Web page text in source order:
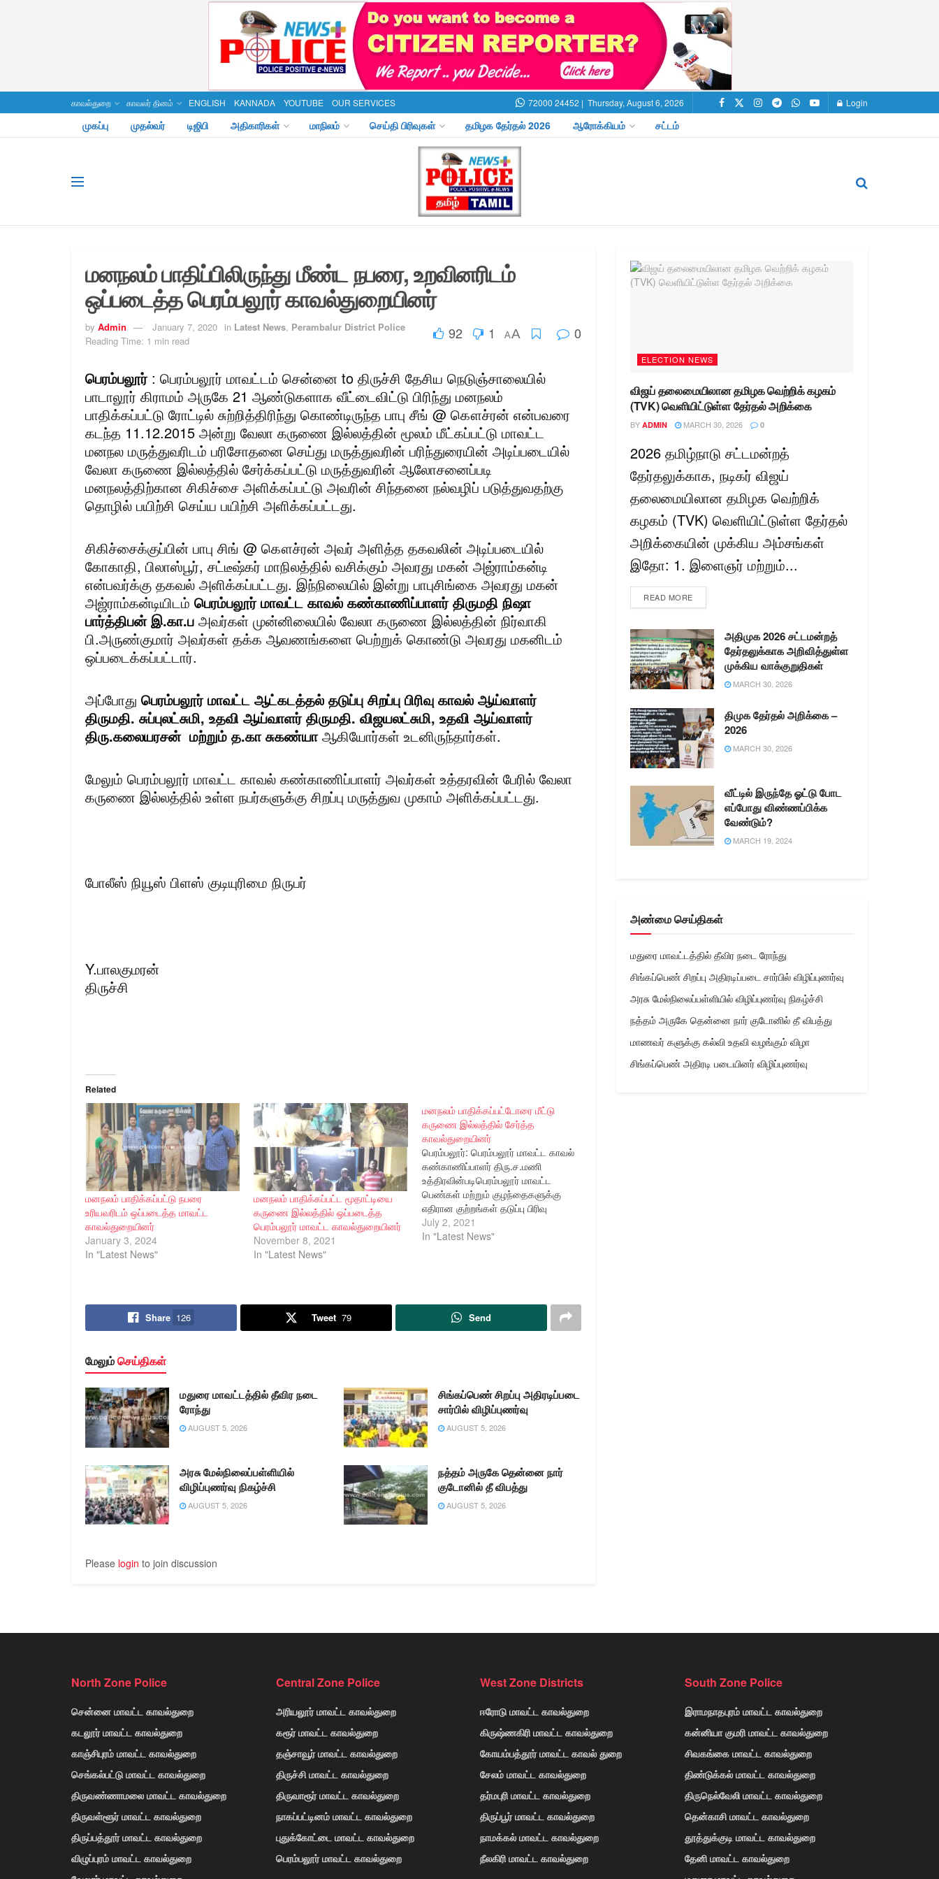
காவல்துறை காவலர் தினம் ENGLISH KANNADA YOUTUBE OUR SERVICES 72000 24452 | Thursday, August 6, 2026 Login
முகப்பு முதல்வர் டிஜிபி அதிகாரிகள் மாநிலம் செய்தி பிரிவுகள் தமிழக தேர்தல் 2026 ஆரோக்கியம் சட்டம்
மனநலம் பாதிப்பிலிருந்து மீண்ட நபரை, உறவினரிடம்
ஒப்படைத்த பெரம்பலூர் காவல்துறையினர்
by Admin January 7, 2020 in Latest News, Perambalur District Police
Reading Time: 1 min read
92 1 AA 0
பெரம்பலூர்: பெரம்பலூர் மாவட்டம் சென்னை to திருச்சி தேசிய நெடுஞ்சாலையில்
பாடாலூர் கிராமம் அருகே 21 ஆண்டுகளாக வீட்டைவிட்டு பிரிந்து மனநலம்
பாதிக்கப்பட்டு ரோட்டில் சுற்றித்திரிந்து கொண்டிருந்த பாபு சீங் @ கௌச்ரன் என்பவரை
கடந்த 11.12.2015 அன்று வேலா கருணை இல்லத்தின் மூலம் மீட்கப்பட்டு மாவட்ட
மனநல மருத்துவரிடம் பரிசோதனை செய்து மருத்துவரின் பரிந்துரையின் அடிப்படையில்
வேலா கருணை இல்லத்தில் சேர்க்கப்பட்டு மருத்துவரின் ஆலோசனைப்படி
மனநலத்திற்கான சிகிச்சை அளிக்கப்பட்டு அவரின் சிந்தனை நல்வழிப் படுத்துவதற்கு
தொழில் பயிற்சி செய்ய பயிற்சி அளிக்கப்பட்டது.
சிகிச்சைக்குப்பின் பாபு சிங் @ கௌச்ரன் அவர் அளித்த தகவலின் அடிப்படையில்
கோகாதி, பிலாஸ்பூர், சட்டீஷ்கர் மாநிலத்தில் வசிக்கும் அவரது மகன் அஜ்ராம்கன்டி
என்பவர்க்கு தகவல் அளிக்கப்பட்டது. இந்நிலையில் இன்று பாபுசிங்கை அவரது மகன்
அஜ்ராம்கன்டியிடம் பெரம்பலூர் மாவட்ட காவல் கண்காணிப்பாளர் திருமதி நிஷா
பார்த்திபன் இ.கா.ப அவர்கள் முன்னிலையில் வேலா கருணை இல்லத்தின் நிர்வாகி
பி.அருண்குமார் அவர்கள் தக்க ஆவணங்களை பெற்றுக் கொண்டு அவரது மகனிடம்
ஒப்படைக்கப்பட்டார்.
அப்போது பெரம்பலூர் மாவட்ட ஆட்கடத்தல் தடுப்பு சிறப்பு பிரிவு காவல் ஆய்வாளர்
திருமதி. சுப்புலட்சுமி, உதவி ஆய்வாளர் திருமதி. விஜயலட்சுமி, உதவி ஆய்வாளர்
திரு.கலையரசன் மற்றும் த.கா சுகண்யாஆகியோர்கள் உடனிருந்தார்கள்.
மேலும் பெரம்பலூர் மாவட்ட காவல் கண்காணிப்பாளர் அவர்கள் உத்தரவின் பேரில் வேலா
கருணை இல்லத்தில் உள்ள நபர்களுக்கு சிறப்பு மருத்துவ முகாம் அளிக்கப்பட்டது.
போலீஸ் நியூஸ் பிளஸ் குடியுரிமை நிருபர்
Y.பாலகுமரன்
திருச்சி
Related
மனநலம் பாதிக்கப்பட்டு நபரை
உரியவரிடம் ஒப்படைத்த மாவட்ட
காவல்துறையினர்
January 3, 2024
In "Latest News"
மனநலம் பாதிக்கப்பட்ட மூதாட்டியை
கருணை இல்லத்தில் ஒப்படைத்த
பெரம்பலூர் மாவட்ட காவல்துறையினர்
November 8, 2021
In "Latest News"
மனநலம் பாதிக்கப்பட்டோரை மீட்டு
கருணை இல்லத்தில் சேர்த்த
காவல்துறையினர்
பெரம்பலூர்: பெரம்பலூர் மாவட்ட காவல்
கண்காணிப்பாளர் திரு.ச.மணி
உத்திரவின்படிபெரம்பலூர் மாவட்ட
பெண்கள் மற்றும் குழந்தைகளுக்கு
எதிரான குற்றங்கள் தடுப்பு பிரிவு
கூடுதல் காவல் கண்காணிப்பாளர் திரு.
நீதிராஜ் தலைமையில் ஆட்கடத்தல்
சாலையோரத்தில் மன நலம்
பாதிக்கப்பட்டு ஆதரவின்றி சுற்றிக்
கொண்டிருக்கும் நபர்களை
July 2, 2021
In "Latest News"
Share 126 Tweet 79 Send
மேலும்செய்திகள்
மதுரை மாவட்டத்தில் தீவிர நடை
ரோந்து
AUGUST 5, 2026
சிங்கப்பெண் சிறப்பு அதிரடிப்படை
சார்பில் விழிப்புணர்வு
AUGUST 5, 2026
அரசு மேல்நிலைப்பள்ளியில்
விழிப்புணர்வு நிகழ்ச்சி
AUGUST 5, 2026
நத்தம் அருகே தென்னை நார்
குடோனில் தீ விபத்து
AUGUST 5, 2026
Please login to join discussion
ELECTION NEWS
விஜய் தலைமையிலான தமிழக வெற்றிக் கழகம்
(TVK) வெளியிட்டுள்ள தேர்தல் அறிக்கை
BY ADMIN MARCH 30, 2026 0
2026 தமிழ்நாடு சட்டமன்றத்
தேர்தலுக்காக, நடிகர் விஜய்
தலைமையிலான தமிழக வெற்றிக்
கழகம் (TVK) வெளியிட்டுள்ள தேர்தல்
அறிக்கையின் முக்கிய அம்சங்கள்
இதோ: 1. இளைஞர் மற்றும்...
READ MORE
அதிமுக 2026 சட்டமன்றத்
தேர்தலுக்காக அறிவித்துள்ள
முக்கிய வாக்குறுதிகள்
MARCH 30, 2026
திமுக தேர்தல் அறிக்கை –
2026
MARCH 30, 2026
வீட்டில் இருந்தே ஓட்டு போட
எப்போது விண்ணப்பிக்க
வேண்டும்?
MARCH 19, 2024
அண்மை செய்திகள்
மதுரை மாவட்டத்தில் தீவிர நடை ரோந்து
சிங்கப்பெண் சிறப்பு அதிரடிப்படை சார்பில் விழிப்புணர்வு
அரசு மேல்நிலைப்பள்ளியில் விழிப்புணர்வு நிகழ்ச்சி
நத்தம் அருகே தென்னை நார் குடோனில் தீ விபத்து
மாணவர் களுக்கு கல்வி உதவி வழங்கும் விழா
சிங்கப்பெண் அதிரடி படையினர் விழிப்புணர்வு
North Zone Police
சென்னை மாவட்ட காவல்துறை
கடலூர் மாவட்ட காவல்துறை
காஞ்சிபுரம் மாவட்ட காவல்துறை
செங்கல்பட்டு மாவட்ட காவல்துறை
திருவண்ணாமலை மாவட்ட காவல்துறை
திருவள்ளூர் மாவட்ட காவல்துறை
திருப்பத்தூர் மாவட்ட காவல்துறை
விழுப்புரம் மாவட்ட காவல்துறை
Central Zone Police
அரியலூர் மாவட்ட காவல்துறை
கரூர் மாவட்ட காவல்துறை
தஞ்சாவூர் மாவட்ட காவல்துறை
திருச்சி மாவட்ட காவல்துறை
திருவாரூர் மாவட்ட காவல்துறை
நாகப்பட்டினம் மாவட்ட காவல்துறை
புதுக்கோட்டை மாவட்ட காவல்துறை
பெரம்பலூர் மாவட்ட காவல்துறை
West Zone Districts
ஈரோடு மாவட்ட காவல்துறை
கிருஷ்ணகிரி மாவட்ட காவல்துறை
கோயம்பத்தூர் மாவட்ட காவல் துறை
சேலம் மாவட்ட காவல்துறை
தர்மபுரி மாவட்ட காவல்துறை
திருப்பூர் மாவட்ட காவல்துறை
நாமக்கல் மாவட்ட காவல்துறை
நீலகிரி மாவட்ட காவல்துறை
South Zone Police
இராமநாதபுரம் மாவட்ட காவல்துறை
கன்னியா குமரி மாவட்ட காவல்துறை
சிவகங்கை மாவட்ட காவல்துறை
திண்டுக்கல் மாவட்ட காவல்துறை
திருநெல்வேலி மாவட்ட காவல்துறை
தென்காசி மாவட்ட காவல்துறை
தூத்துக்குடி மாவட்ட காவல்துறை
தேனி மாவட்ட காவல்துறை